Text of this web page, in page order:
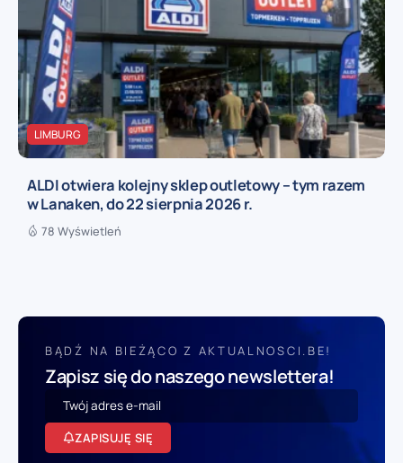
LIMBURG
ALDI otwiera kolejny sklep outletowy – tym razem
w Lanaken, do 22 sierpnia 2026 r.
78 Wyświetleń
BĄDŹ NA BIEŻĄCO Z AKTUALNOSCI.BE!
Zapisz się do naszego newslettera!
ZAPISUJĘ SIĘ